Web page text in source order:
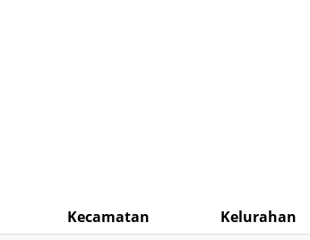
Kecamatan
Kelurahan